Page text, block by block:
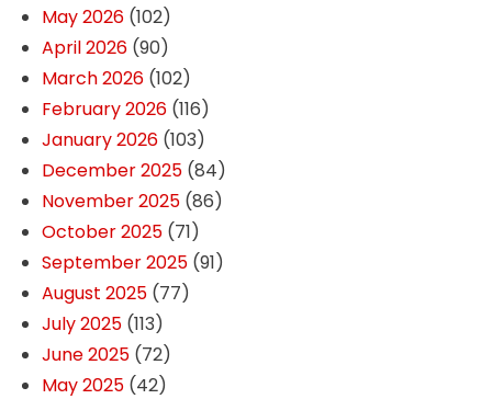
May 2026(102)
April 2026(90)
March 2026(102)
February 2026(116)
January 2026(103)
December 2025(84)
November 2025(86)
October 2025(71)
September 2025(91)
August 2025(77)
July 2025(113)
June 2025(72)
May 2025(42)